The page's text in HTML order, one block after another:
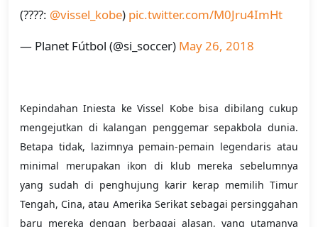
(????: @vissel_kobe) pic.twitter.com/M0Jru4ImHt
— Planet Fútbol (@si_soccer) May 26, 2018
Kepindahan Iniesta ke Vissel Kobe bisa dibilang cukup
mengejutkan di kalangan penggemar sepakbola dunia.
Betapa tidak, lazimnya pemain-pemain legendaris atau
minimal merupakan ikon di klub mereka sebelumnya
yang sudah di penghujung karir kerap memilih Timur
Tengah, Cina, atau Amerika Serikat sebagai persinggahan
baru mereka dengan berbagai alasan, yang utamanya